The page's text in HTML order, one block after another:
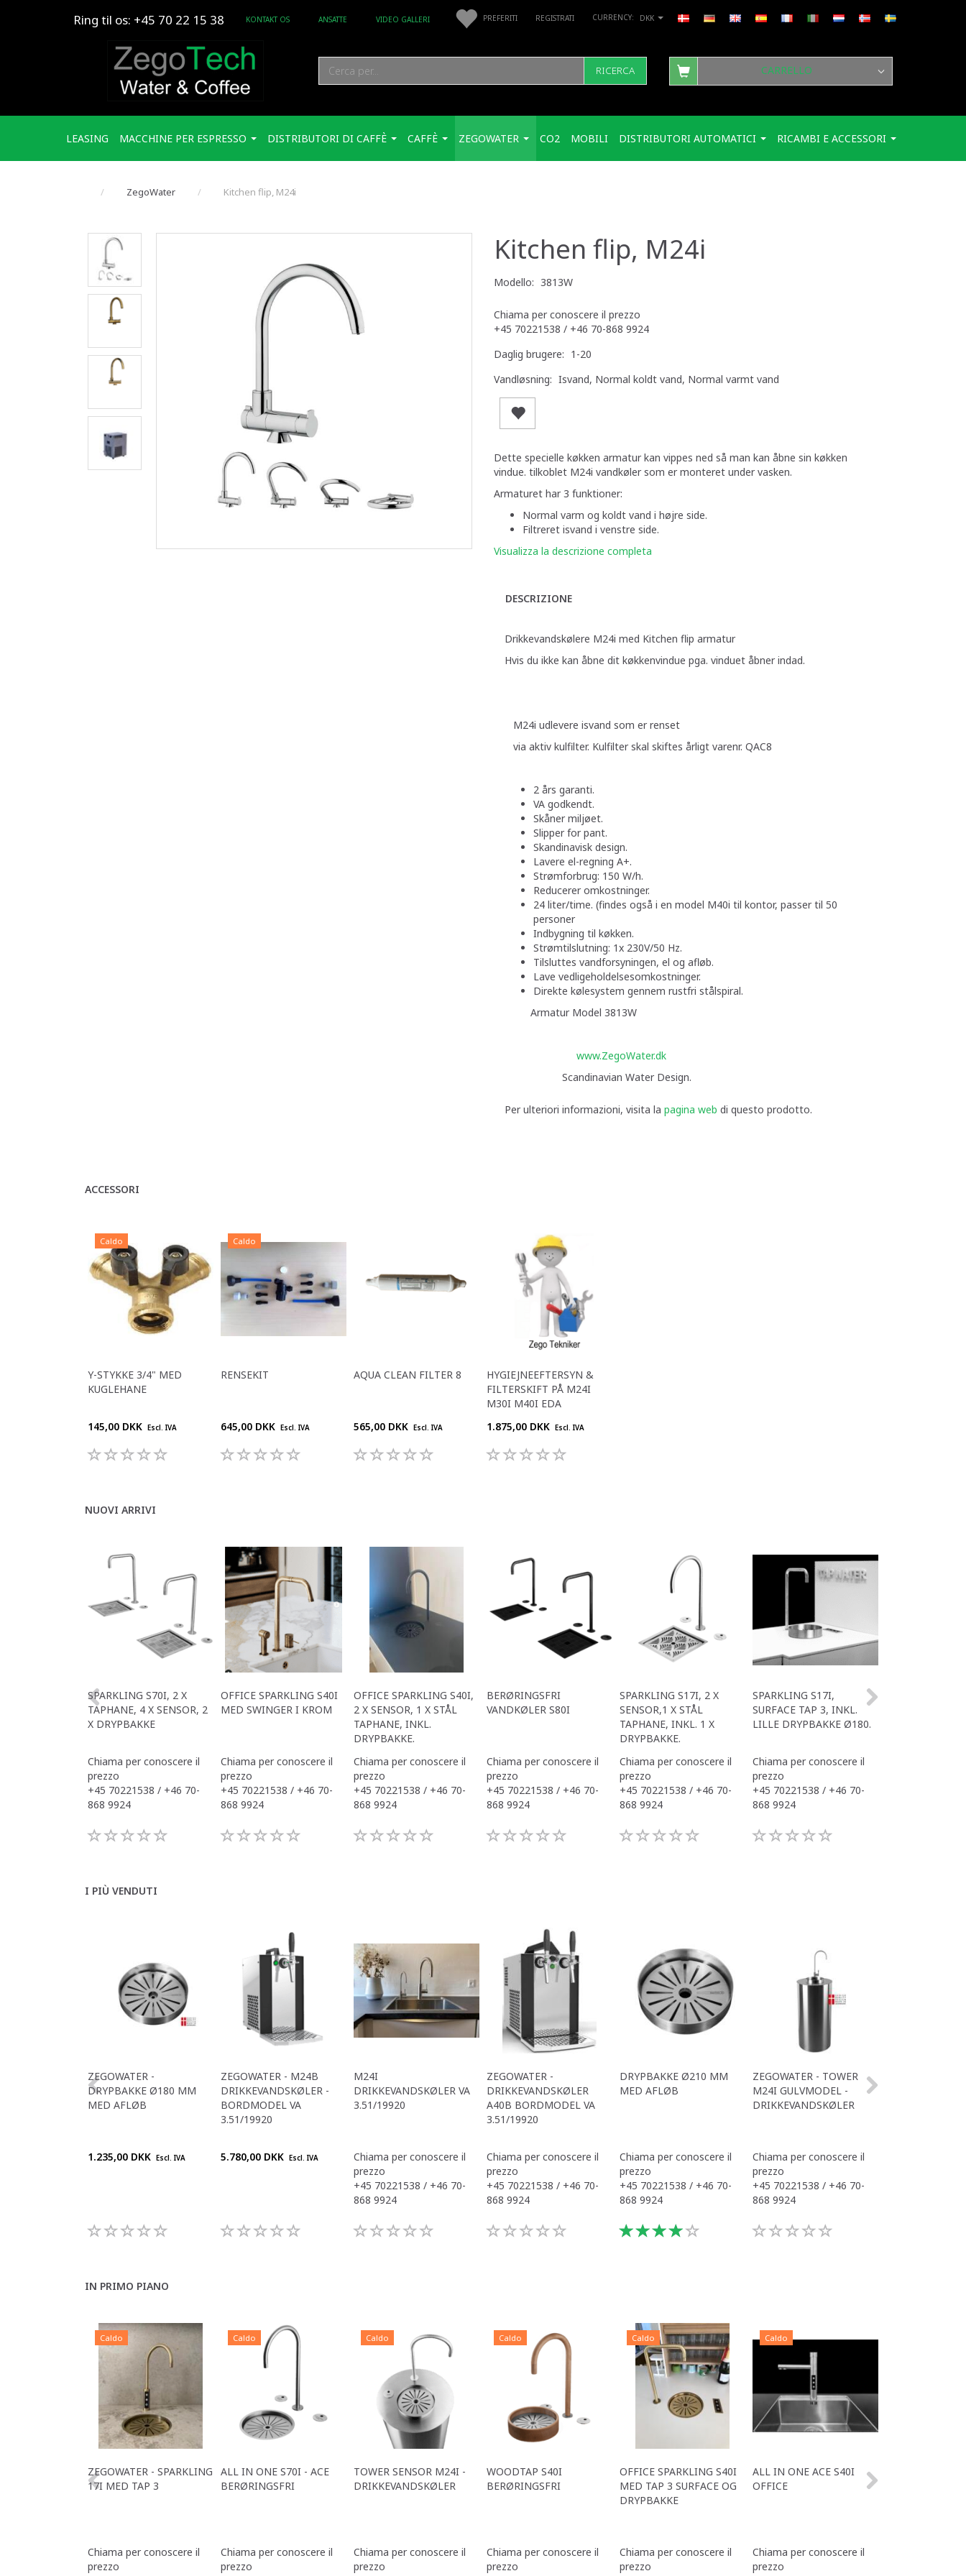
DKK
PREFERITI REGISTRATI
Ring til os: +45 70 22 15 38 KONTAKT OS ANSATTE VIDEO GALLERI
RICERCA CARRELLO
LEASING MACCHINE PER ESPRESSO DISTRIBUTORI DI CAFFÈ CAFFÈ ZEGOWATER CO2 MOBILI DISTRIBUTORI AUTOMATICI RICAMBI E ACCESSORI
ZegoWater Kitchen flip, M24i
Kitchen flip, M24i
Modello: 3813W
Chiama per conoscere il prezzo
+45 70221538 / +46 70-868 9924
Daglig brugere: 1-20
Vandløsning: Isvand, Normal koldt vand, Normal varmt vand
Dette specielle køkken armatur kan vippes ned så man kan åbne sin køkken
vindue. tilkoblet M24i vandkøler som er monteret under vasken.
Armaturet har 3 funktioner:
Normal varm og koldt vand i højre side.
Filtreret isvand i venstre side.
Visualizza la descrizione completa
DESCRIZIONE
Drikkevandskølere M24i med Kitchen flip armatur
Hvis du ikke kan åbne dit køkkenvindue pga. vinduet åbner indad.
M24i udlevere isvand som er renset
via aktiv kulfilter. Kulfilter skal skiftes årligt varenr. QAC8
2 års garanti.
VA godkendt.
Skåner miljøet.
Slipper for pant.
Skandinavisk design.
Lavere el-regning A+.
Strømforbrug: 150 W/h.
Reducerer omkostninger.
24 liter/time. (findes også i en model M40i til kontor, passer til 50
personer
Indbygning til køkken.
Strømtilslutning: 1x 230V/50 Hz.
Tilsluttes vandforsyningen, el og afløb.
Lave vedligeholdelsesomkostninger.
Direkte kølesystem gennem rustfri stålspiral.
Armatur Model 3813W
www.ZegoWater.dk
Scandinavian Water Design.
Per ulteriori informazioni, visita la pagina web di questo prodotto.
ACCESSORI
Caldo
Y-STYKKE 3/4" MED
KUGLEHANE
145,00 DKK Escl. IVA
Caldo
RENSEKIT
645,00 DKK Escl. IVA
AQUA CLEAN FILTER 8
565,00 DKK Escl. IVA
HYGIEJNEEFTERSYN &
FILTERSKIFT PÅ M24I
M30I M40I EDA
1.875,00 DKK
Escl. IVA
NUOVI ARRIVI
SPARKLING S70I, 2 X
TAPHANE, 4 X SENSOR, 2
X DRYPBAKKE
Chiama per conoscere il
prezzo
+45 70221538 / +46 70-
868 9924
OFFICE SPARKLING S40I
MED SWINGER I KROM
Chiama per conoscere il
prezzo
+45 70221538 / +46 70-
868 9924
OFFICE SPARKLING S40I,
2 X SENSOR, 1 X STÅL
TAPHANE, INKL.
DRYPBAKKE.
Chiama per conoscere il
prezzo
+45 70221538 / +46 70-
868 9924
BERØRINGSFRI
VANDKØLER S80I
Chiama per conoscere il
prezzo
+45 70221538 / +46 70-
868 9924
SPARKLING S17I, 2 X
SENSOR,1 X STÅL
TAPHANE, INKL. 1 X
DRYPBAKKE.
Chiama per conoscere il
prezzo
+45 70221538 / +46 70-
868 9924
SPARKLING S17I,
SURFACE TAP 3, INKL.
LILLE DRYPBAKKE Ø180.
Chiama per conoscere il
prezzo
+45 70221538 / +46 70-
868 9924
I PIÙ VENDUTI
ZEGOWATER -
DRYPBAKKE Ø180 MM
MED AFLØB
1.235,00 DKK Escl. IVA
ZEGOWATER - M24B
DRIKKEVANDSKØLER -
BORDMODEL VA
3.51/19920
5.780,00 DKK Escl. IVA
M24I
DRIKKEVANDSKØLER VA
3.51/19920
Chiama per conoscere il
prezzo
+45 70221538 / +46 70-
868 9924
ZEGOWATER -
DRIKKEVANDSKØLER
A40B BORDMODEL VA
3.51/19920
Chiama per conoscere il
prezzo
+45 70221538 / +46 70-
868 9924
DRYPBAKKE Ø210 MM
MED AFLØB
Chiama per conoscere il
prezzo
+45 70221538 / +46 70-
868 9924
ZEGOWATER - TOWER
M24I GULVMODEL -
DRIKKEVANDSKØLER
Chiama per conoscere il
prezzo
+45 70221538 / +46 70-
868 9924
IN PRIMO PIANO
Caldo
ZEGOWATER - SPARKLING
17I MED TAP 3
Chiama per conoscere il
prezzo
Caldo
ALL IN ONE S70I - ACE
BERØRINGSFRI
Chiama per conoscere il
prezzo
Caldo
TOWER SENSOR M24I -
DRIKKEVANDSKØLER
Chiama per conoscere il
prezzo
Caldo
WOODTAP S40I
BERØRINGSFRI
Chiama per conoscere il
prezzo
Caldo
OFFICE SPARKLING S40I
MED TAP 3 SURFACE OG
DRYPBAKKE
Chiama per conoscere il
prezzo
Caldo
ALL IN ONE ACE S40I
OFFICE
Chiama per conoscere il
prezzo